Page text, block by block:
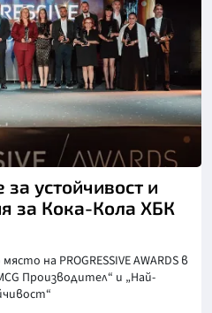
устойчивост и
за Кока-Кола ХБК
на PROGRESSIVE AWARDS в
Производител“ и „Най-